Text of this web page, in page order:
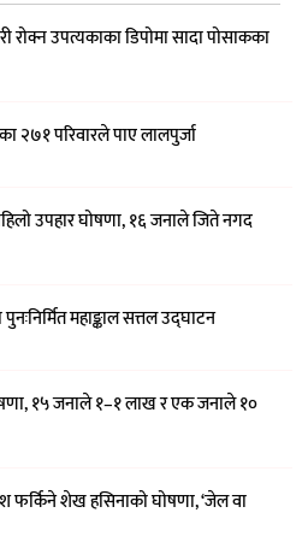
रोक्न उपत्यकाका डिपोमा सादा पोसाकका
२७१ परिवारले पाए लालपुर्जा
उपहार घोषणा, १६ जनाले जिते नगद
महाङ्काल सत्तल उद्घाटन
१५ जनाले १–१ लाख र एक जनाले १०
फर्किने शेख हसिनाको घोषणा, ‘जेल वा